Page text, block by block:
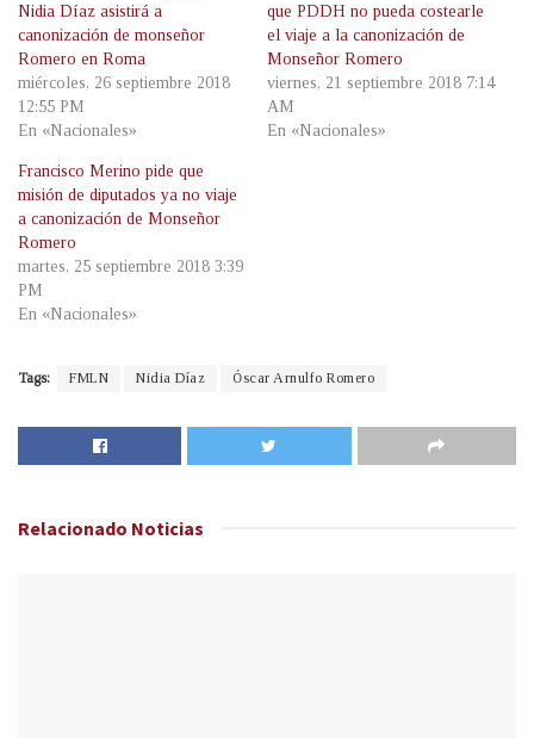
Nidia Díaz asistirá a
canonización de monseñor
Romero en Roma
miércoles, 26 septiembre 2018
12:55 PM
En «Nacionales»
que PDDH no pueda costearle
el viaje a la canonización de
Monseñor Romero
viernes, 21 septiembre 2018 7:14
AM
En «Nacionales»
Francisco Merino pide que
misión de diputados ya no viaje
a canonización de Monseñor
Romero
martes, 25 septiembre 2018 3:39
PM
En «Nacionales»
Tags: FMLN Nidia Díaz Óscar Arnulfo Romero
Relacionado Noticias